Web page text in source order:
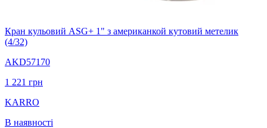
Кран кульовий ASG+ 1" з американкой кутовий метелик
(4/32)
AKD57170
1 221 грн
KARRO
В наявності